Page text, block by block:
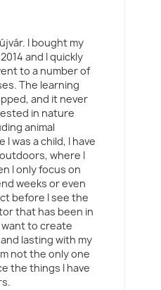
I bought my
and I quickly
to a number of
The learning
and it never
in nature
animal
was a child, I have
where I
I only focus on
weeks or even
before I see the
that has been in
want to create
lasting with my
not the only one
the things I have